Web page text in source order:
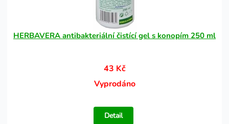
HERBAVERA antibakteriální čistící gel s konopím 250 ml
43 Kč
Vyprodáno
Detail